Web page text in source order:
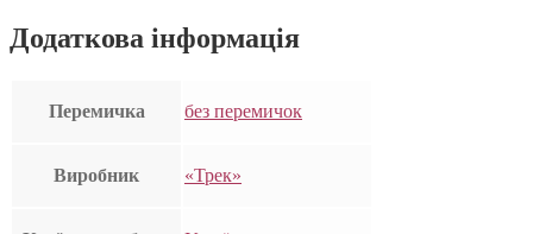
Додаткова інформація
Перемичка без перемичок
Виробник «Трек»